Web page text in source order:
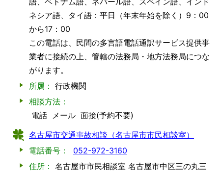
ネシア語、タイ語：平日（年末年始を除く）9：00
から17：00
この電話は、民間の多言語電話通訳サービス提供事
業者に接続の上、管轄の法務局・地方法務局につな
がります。
所属： 行政機関
相談方法：
電話
メール 面接(予約不要)
名古屋市交通事故相談（名古屋市市民相談室）
電話番号：
052-972-3160
住所： 名古屋市市民相談室 名古屋市中区三の丸三